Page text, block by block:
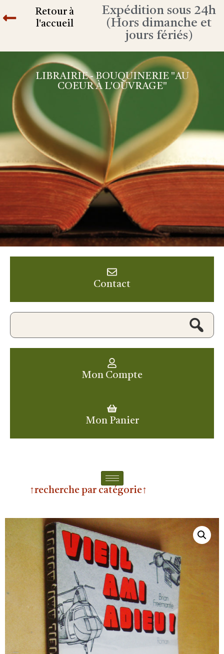
Retour à
l'accueil
Expédition sous 24h
(Hors dimanche et
jours fériés)
LIBRAIRIE - BOUQUINERIE "AU
COEUR À L'OUVRAGE"
Contact
Mon Compte
Mon Panier
↑recherche par catégorie↑